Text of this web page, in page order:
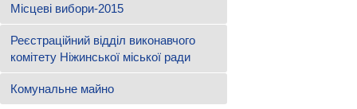
Місцеві вибори-2015
Реєстраційний відділ виконавчого
комітету Ніжинської міської ради
Комунальне майно